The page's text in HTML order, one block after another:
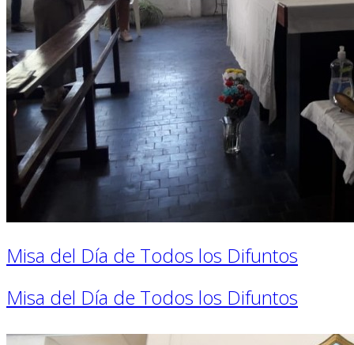
Misa del Día de Todos los Difuntos
Misa del Día de Todos los Difuntos